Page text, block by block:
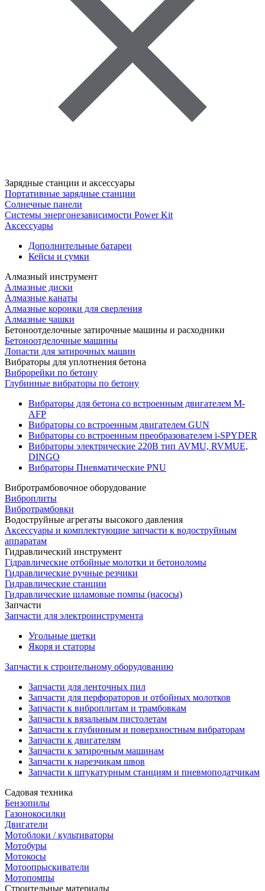
Зарядные станции и аксессуары
Портативные зарядные станции
Солнечные панели
Системы энергонезависимости Power Kit
Аксессуары
Дополнительные батареи
Кейсы и сумки
Алмазный инструмент
Алмазные диски
Алмазные канаты
Алмазные коронки для сверления
Алмазные чашки
Бетоноотделочные затирочные машины и расходники
Бетоноотделочные машины
Лопасти для затирочных машин
Вибраторы для уплотнения бетона
Виброрейки по бетону
Глубинные вибраторы по бетону
Вибраторы для бетона со встроенным двигателем M-
AFP
Вибраторы со встроенным двигателем GUN
Вибраторы со встроенным преобразователем i-SPYDER
Вибраторы электрические 220B тип AVMU, RVMUE,
DINGO
Вибраторы Пневматические PNU
Вибротрамбовочное оборудование
Виброплиты
Вибротрамбовки
Водоструйные агрегаты высокого давления
Аксессуары и комплектующие запчасти к водоструйным
аппаратам
Гидравлический инструмент
Гідравлические отбойные молотки и бетоноломы
Гидравлические ручные резчики
Гидравлические станции
Гидравлические шламовые помпы (насосы)
Запчасти
Запчасти для электроинструмента
Угольные щетки
Якоря и статоры
Запчасти к строительному оборудованию
Запчасти для ленточных пил
Запчасти для перфораторов и отбойных молотков
Запчасти к виброплитам и трамбовкам
Запчасти к вязальным пистолетам
Запчасти к глубинным и поверхностным вибраторам
Запчасти к двигателям
Запчасти к затирочным машинам
Запчасти к нарезчикам швов
Запчасти к штукатурным станциям и пневмоподатчикам
Садовая техника
Бензопилы
Газонокосилки
Двигатели
Мотоблоки / культиваторы
Мотобуры
Мотокосы
Мотоопрыскиватели
Мотопомпы
Строительные материалы